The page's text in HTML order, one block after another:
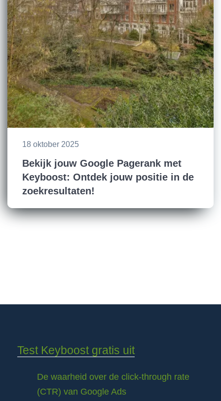
18 oktober 2025
Bekijk jouw Google Pagerank met
Keyboost: Ontdek jouw positie in de
zoekresultaten!
Test Keyboost gratis uit
De waarheid over de click-through rate
(CTR) van Google Ads